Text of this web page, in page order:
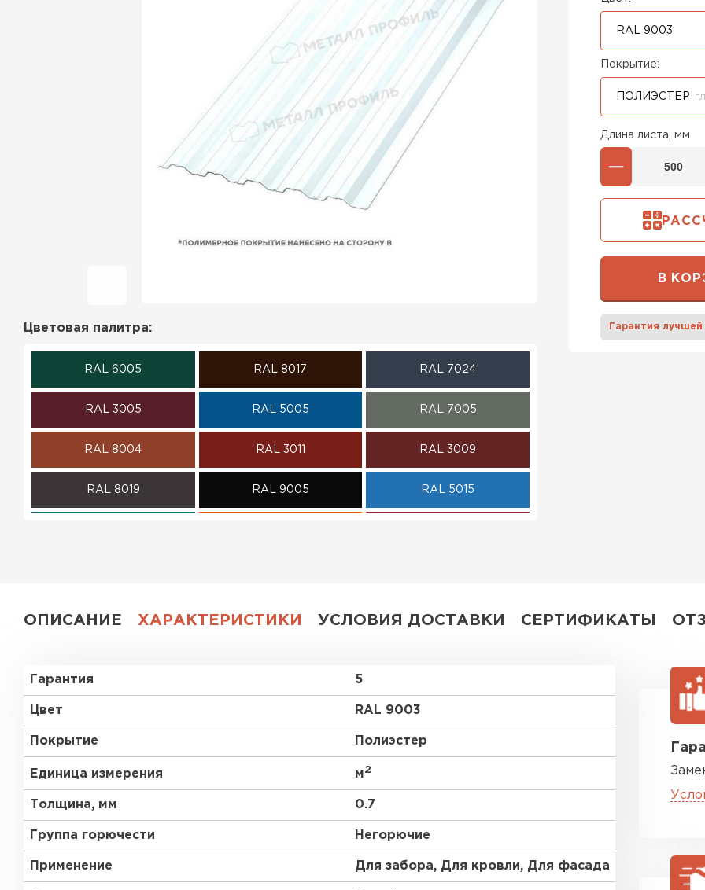
Фальцевая кровля
Ондулин
Гибкая черепица
Водосточная система
Керамическая
Цветовая палитра:
RAL 6005 RAL 8017 RAL 7024
RAL 3005 RAL 5005 RAL 7005
RAL 8004 RAL 3011 RAL 3009
RAL 8019 RAL 9005 RAL 5015
RR 11
RR 35
RAL 9003
Покрытие:
ПОЛИЭСТЕР
Длина листа, мм
В
Гарантия лучшей
ОПИСАНИЕ ХАРАКТЕРИСТИКИ УСЛОВИЯ ДОСТАВКИ СЕРТИФИКАТЫ
Гарантия 5
Цвет RAL 9003
Покрытие Полиэстер
Единица измерения м2
Толщина, мм 0.7
Группа горючести Негорючие
Применение Для забора, Для кровли, Для фасада
Профилированный лист
ПЕРЕЙТИ
Цементно-